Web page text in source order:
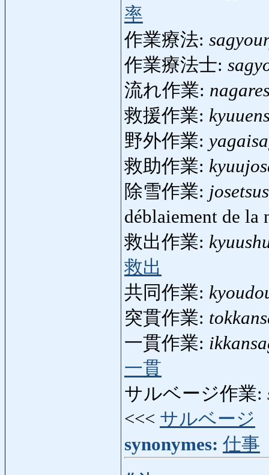
率
作業療法:
作業療法士:
流れ作業:
救援作業:
野外作業:
救助作業:
除雪作業:
déblaiement de la
救出作業:
救出
共同作業:
突貫作業:
一貫作業:
一貫
サルベージ作業:
<<< サルベージ
synonymes: 仕事